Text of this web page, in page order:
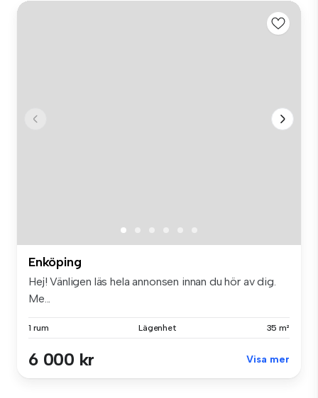
Enköping
Hej! Vänligen läs hela annonsen innan du hör av dig.
Me...
1 rum Lägenhet 35 m²
6 000 kr Visa mer